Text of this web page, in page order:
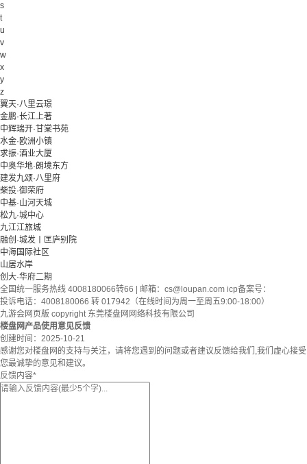
s
t
u
v
w
x
y
z
翼天·八里云璟
金鹏·长江上著
中辉瑞开·甘棠书苑
水金·欧洲小镇
求振·酒业大厦
中奥华地·朗境东方
建发九颂·八里府
柴投·御荣府
中基·山河天城
松九·城中心
九江江旅城
融创·城发丨匡庐别院
中海国际社区
山居水岸
创大·华府二期
全国统一服务热线 4008180066转66 | 邮箱： cs@loupan.com icp备案号：
投诉电话：4008180066 转 017942（在线时间为周一至周五9:00-18:00）
九游会网页版 copyright 东莞楼盘网网络科技有限公司
楼盘网产品使用意见反馈
创建时间： 2025-10-21
感谢您对楼盘网的支持与关注，请将您遇到的问题或者建议反馈给我们,我们虚心接受
您最诚挚的意见和建议。
反馈内容*